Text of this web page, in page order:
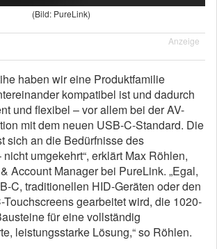
(Bild: PureLink)
Anzeige
haben wir eine Produktfamilie
kompatibel ist und dadurch
und flexibel – vor allem bei der AV-
mit dem neuen USB-C-Standard. Die
sich an die Bedürfnisse des
umgekehrt“, erklärt Max Röhlen,
Account Manager bei PureLink. „Egal,
C, traditionellen HID-Geräten oder den
gearbeitet wird, die 1020-
für eine vollständig
leistungsstarke Lösung,“ so Röhlen.